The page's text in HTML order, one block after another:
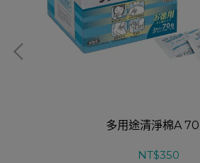
多用途清淨棉A
NT$350